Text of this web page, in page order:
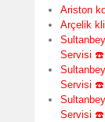
Ariston
Arçelik
Servisi ☎️
Servisi ☎️
Servisi ☎️